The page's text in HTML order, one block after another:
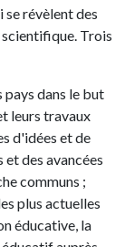
révèlent des
Trois
dans le but
leurs travaux
d'idées et de
des avancées
communs ;
plus actuelles
éducative, la